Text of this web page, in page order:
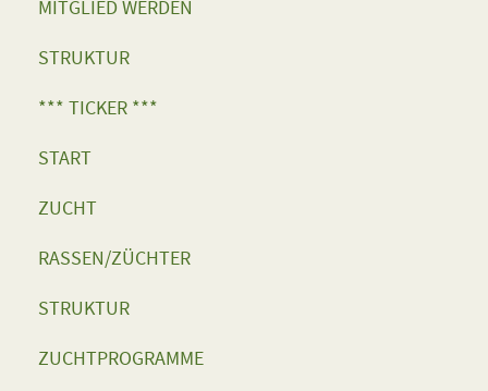
MITGLIED WERDEN
STRUKTUR
*** TICKER ***
START
ZUCHT
RASSEN/ZÜCHTER
STRUKTUR
ZUCHTPROGRAMME